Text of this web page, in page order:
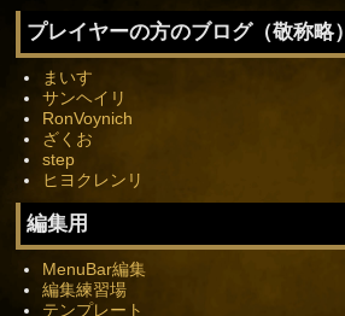
プレイヤーの方のブログ（敬称略）
まいす
サンヘイリ
RonVoynich
ざくお
step
ヒヨクレンリ
編集用
MenuBar編集
編集練習場
テンプレート